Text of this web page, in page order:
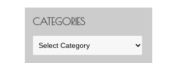
CATEGORIES
Categories